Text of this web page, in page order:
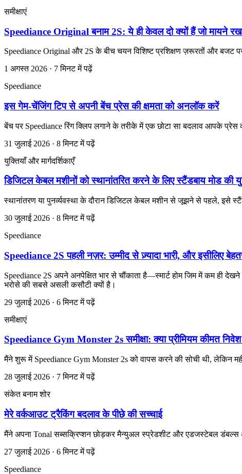
समीक्षाएं
Speediance Original बनाम 2S: ये ही केवल दो क्यों हैं जो मायने
Speediance Original और 2S के बीच चयन विशिष्ट प्रशिक्षण ज़रूरतों और बजट पर
1 अगस्त 2026 · 7 मिनट में पढ़ें
Speediance
इस गेम-चेंजिंग टिप से अपनी बेंच प्रेस की क्षमता को अनलॉक करें
बेंच पर Speediance रिंग क्लिप लगाने के तरीके में एक छोटा सा बदलाव आपके
31 जुलाई 2026 · 8 मिनट में पढ़ें
युक्तियाँ और मार्गदर्शिकाएँ
डिजिटल केबल मशीनों को स्थानांतरित करने के लिए स्टैंडबाय मोड की
स्थानांतरण या पुनर्व्यवस्था के दौरान डिजिटल केबल मशीन से जूझने से पहले, इसे
30 जुलाई 2026 · 8 मिनट में पढ़ें
Speediance
Speediance 2S पहली नज़र: उम्मीद से ज़्यादा भारी, और इसीलिए
Speediance 2S अपने अनपेक्षित भार से चौंकाता है—स्मार्ट होम जिम में कम ही
भरोसे की सबसे असली कसौटी क्यों है।
29 जुलाई 2026 · 6 मिनट में पढ़ें
समीक्षाएं
Speediance Gym Monster 2s समीक्षा: क्या प्रीमियम कीमत
मैंने शुरू में Speediance Gym Monster 2s को वापस करने की सोची थी, लेकिन
28 जुलाई 2026 · 7 मिनट में पढ़ें
संकेत बनाम शोर
मेरे वर्कआउट ट्रैकिंग बदलाव के पीछे की सच्चाई
मैंने अपना Tonal सब्सक्रिप्शन छोड़कर मैन्युअल स्प्रेडशीट और एडजस्टेबल डंबल्स
27 जुलाई 2026 · 6 मिनट में पढ़ें
Speediance